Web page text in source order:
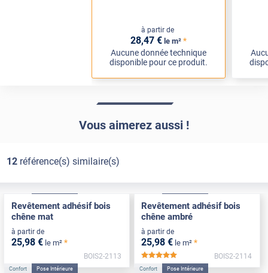
à partir de
28,47 € le m² *
Aucune donnée technique
disponible pour ce produit.
Vous aimerez aussi !
12référence(s) similaire(s)
Revêtement adhésif bois
chêne mat
à partir de
25,98 € le m² *
BOIS2-2113
Revêtement adhésif bois
chêne ambré
à partir de
25,98 € le m² *
BOIS2-2114
Confort Pose Intérieure Confort Pose Intérieure